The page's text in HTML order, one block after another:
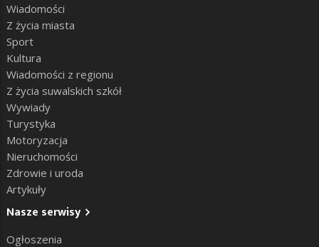
Wiadomości
Z życia miasta
Sport
Kultura
Wiadomości z regionu
Z życia suwalskich szkół
Wywiady
Turystyka
Motoryzacja
Nieruchomości
Zdrowie i uroda
Artykuły
Nasze serwisy
Ogłoszenia